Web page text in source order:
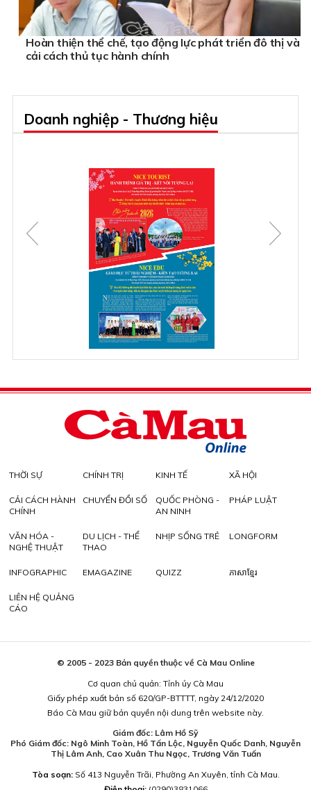
Hoàn thiện thể chế, tạo động lực phát triển đô thị và
cải cách thủ tục hành chính
Doanh nghiệp - Thương hiệu
THỜI SỰ CHÍNH TRỊ KINH TẾ XÃ HỘI
CẢI CÁCH HÀNH
CHÍNH
CHUYỂN ĐỔI SỐ
QUỐC PHÒNG -
AN NINH
PHÁP LUẬT
VĂN HÓA -
NGHỆ THUẬT
DU LỊCH - THỂ
THAO
NHỊP SỐNG TRẺ LONGFORM
INFOGRAPHIC EMAGAZINE QUIZZ ភាសាខ្មែរ
LIÊN HỆ QUẢNG
CÁO
© 2005 - 2023 Bản quyền thuộc về Cà Mau Online
Cơ quan chủ quản: Tỉnh ủy Cà Mau
Giấy phép xuất bản số 620/GP-BTTTT, ngày 24/12/2020
Báo Cà Mau giữ bản quyền nội dung trên website này.
Giám đốc: Lâm Hồ Sỹ
Phó Giám đốc: Ngô Minh Toàn, Hồ Tấn Lộc, Nguyễn Quốc Danh, Nguyễn
Thị Lâm Anh, Cao Xuân Thu Ngọc, Trương Văn Tuấn
Tòa soạn:Số 413 Nguyễn Trãi, Phường An Xuyên, tỉnh Cà Mau.